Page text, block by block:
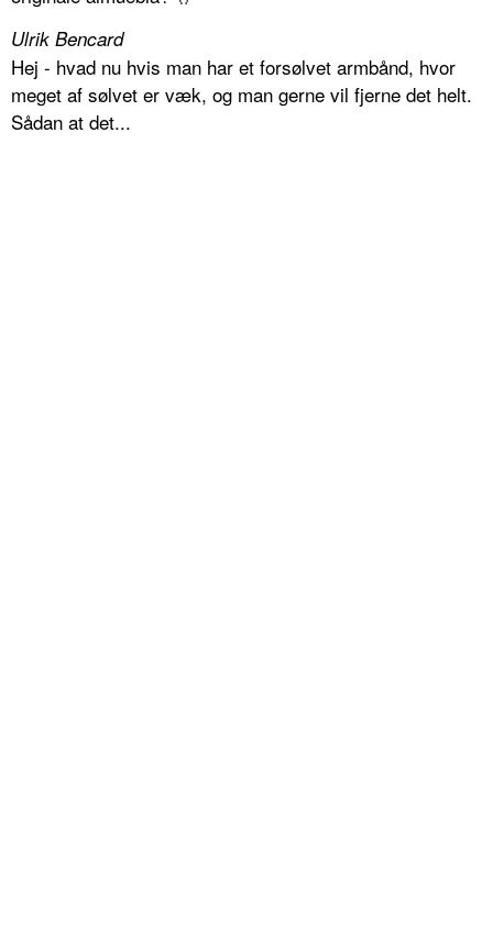
Ulrik Bencard
Hej - hvad nu hvis man har et forsølvet armbånd, hvor
meget af sølvet er væk, og man gerne vil fjerne det helt.
Sådan at det...